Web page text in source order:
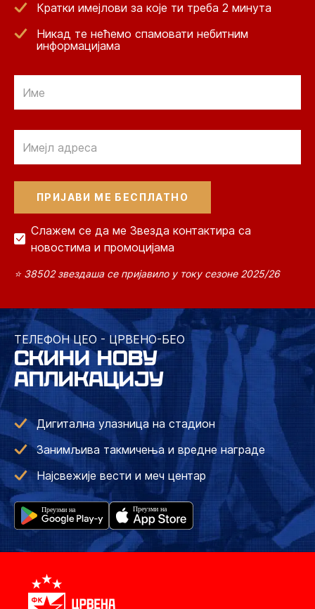
Кратки имејлови за које ти треба 2 минута
Никад те нећемо спамовати небитним
информацијама
Слажем се да ме Звезда контактира са
новостима и промоцијама
⭐ 38502 звездаша се пријавило у току сезоне 2025/26
ТЕЛЕФОН ЦЕО - ЦРВЕНО-БЕО
СКИНИ НОВУ
АПЛИКАЦИЈУ
Дигитална улазница на стадион
Занимљива такмичења и вредне награде
Најсвежије вести и меч центар